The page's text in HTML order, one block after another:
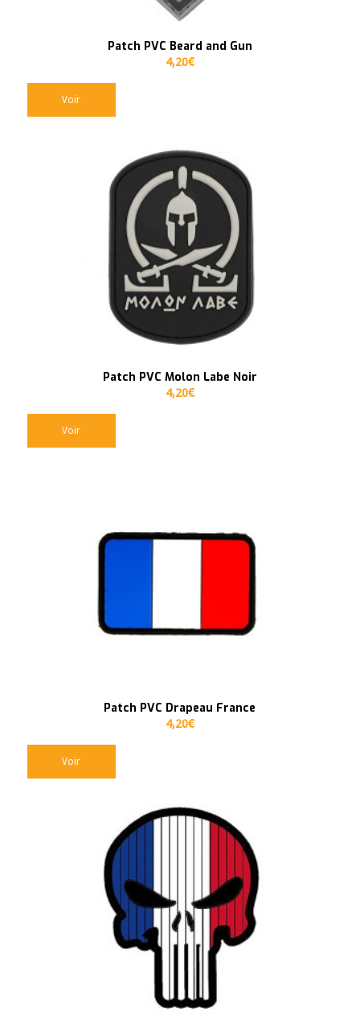
Patch PVC Beard and Gun
4,20€
Voir
Patch PVC Molon Labe Noir
4,20€
Voir
Patch PVC Drapeau France
4,20€
Voir